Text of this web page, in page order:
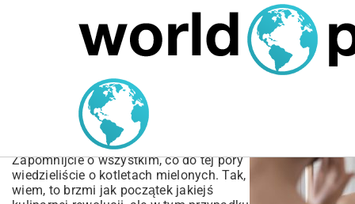
MARIUSZ ŁAMAGA 05.10.2025
Rewolucyjny Przepis na
Kotlety Mielone z Fetą –
Soczyste i Pełne Smaku
Zapomnijcie o wszystkim, co do tej pory
wiedzieliście o kotletach mielonych. Tak,
wiem, to brzmi jak początek jakiejś